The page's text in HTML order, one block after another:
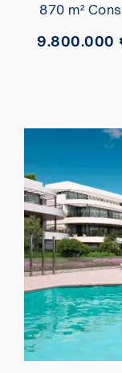
870 m²
9.800.000